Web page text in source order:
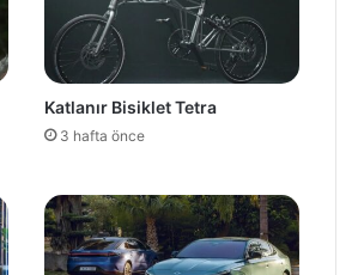
Katlanır Bisiklet Tetra
3 hafta önce